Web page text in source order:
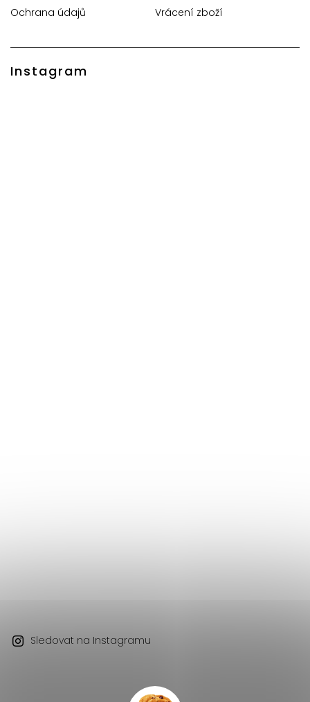
Ochrana údajů
Vrácení zboží
Instagram
Sledovat na Instagramu